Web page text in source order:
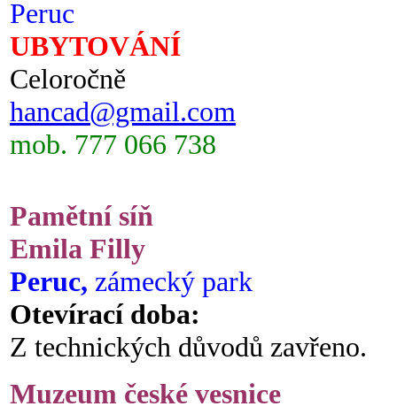
Peruc
UBYTOVÁNÍ
Celoročně
hancad@gmail.com
mob. 777 066 738
Pamětní síň
Emila Filly
Peruc, zámecký park
Otevírací doba:
Z technických důvodů zavřeno.
Muzeum české vesnice